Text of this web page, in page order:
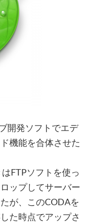
開発ソフトでエデ
機能を合体させた
FTPソフトを使っ
ップしてサーバー
が、このCODAを
た時点でアップさ